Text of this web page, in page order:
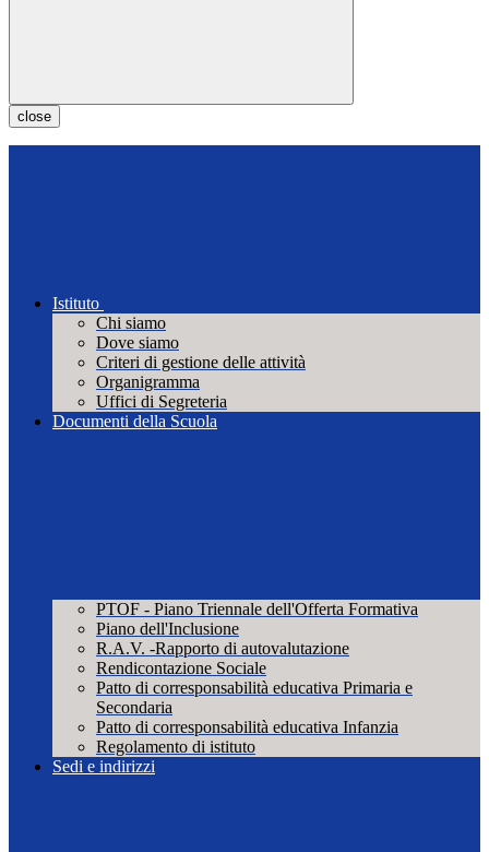
close
Istituto
Chi siamo
Dove siamo
Criteri di gestione delle attività
Organigramma
Uffici di Segreteria
Documenti della Scuola
PTOF - Piano Triennale dell'Offerta Formativa
Piano dell'Inclusione
R.A.V. -Rapporto di autovalutazione
Rendicontazione Sociale
Patto di corresponsabilità educativa Primaria e
Secondaria
Patto di corresponsabilità educativa Infanzia
Regolamento di istituto
Sedi e indirizzi